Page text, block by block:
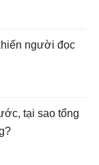
người đọc
tại sao tổng